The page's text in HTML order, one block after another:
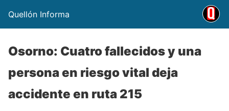
Quellón Informa
Osorno: Cuatro fallecidos y una
persona en riesgo vital deja
accidente en ruta 215